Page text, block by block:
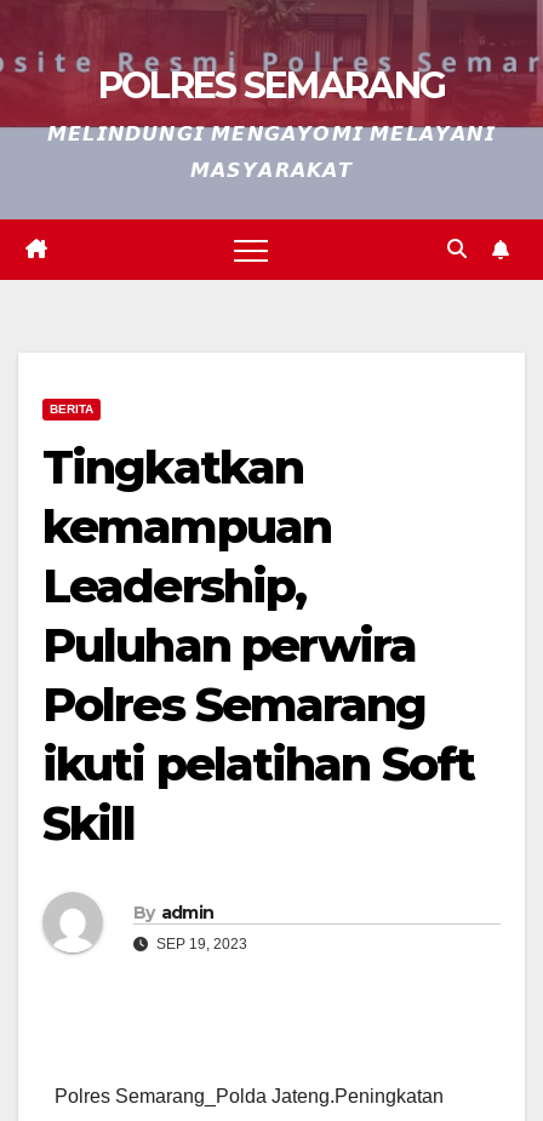
POLRES SEMARANG
𝙈𝙀𝙇𝙄𝙉𝘿𝙐𝙉𝙂𝙄 𝙈𝙀𝙉𝙂𝘼𝙔𝙊𝙈𝙄 𝙈𝙀𝙇𝘼𝙔𝘼𝙉𝙄
𝙈𝘼𝙎𝙔𝘼𝙍𝘼𝙆𝘼𝙏
BERITA
Tingkatkan
kemampuan
Leadership,
Puluhan perwira
Polres Semarang
ikuti pelatihan Soft
Skill
By admin
SEP 19, 2023
Polres Semarang_Polda Jateng.Peningkatan